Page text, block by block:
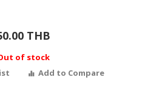
THB
of stock
Add to Compare